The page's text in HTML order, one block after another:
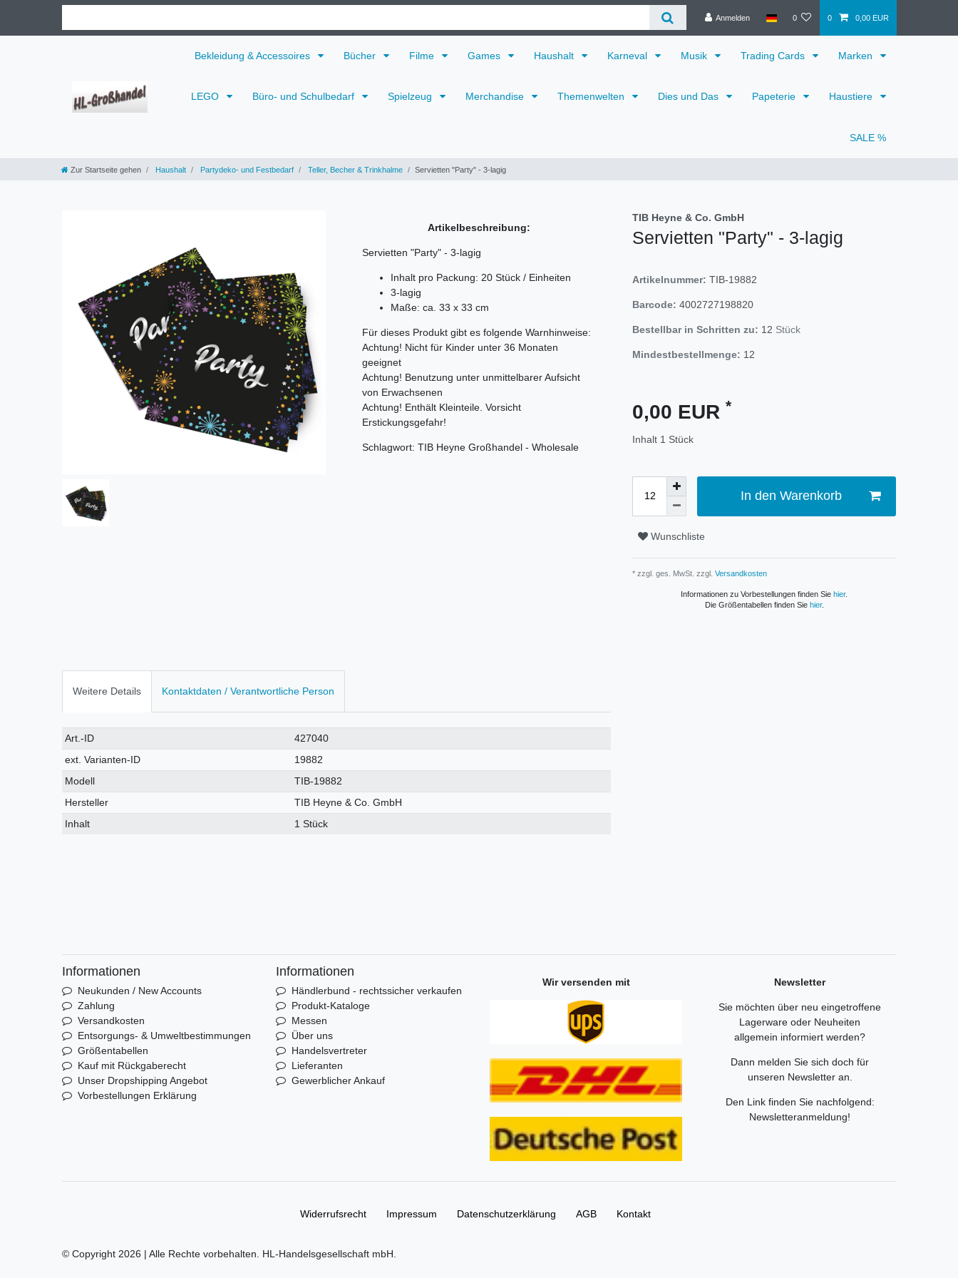
Anmelden 0 0 0,00 EUR
Bekleidung & Accessoires Bücher Filme Games Haushalt Karneval Musik Trading Cards Marken
LEGO Büro- und Schulbedarf Spielzeug Merchandise Themenwelten Dies und Das Papeterie Haustiere
SALE %
Zur Startseite gehen Haushalt Partydeko- und Festbedarf Teller, Becher & Trinkhalme Servietten "Party" - 3-lagig
Artikelbeschreibung:
Servietten "Party" - 3-lagig
Inhalt pro Packung: 20 Stück / Einheiten
3-lagig
Maße: ca. 33 x 33 cm
Für dieses Produkt gibt es folgende Warnhinweise:
Achtung! Nicht für Kinder unter 36 Monaten
geeignet
Achtung! Benutzung unter unmittelbarer Aufsicht
von Erwachsenen
Achtung! Enthält Kleinteile. Vorsicht
Erstickungsgefahr!
Schlagwort: TIB Heyne Großhandel - Wholesale
TIB Heyne & Co. GmbH
Servietten "Party" - 3-lagig
Artikelnummer: TIB-19882
Barcode: 4002727198820
Bestellbar in Schritten zu: 12 Stück
Mindestbestellmenge: 12
0,00 EUR *
Inhalt 1 Stück
In den Warenkorb
Wunschliste
* zzgl. ges. MwSt. zzgl. Versandkosten
Informationen zu Vorbestellungen finden Sie hier.
Die Größentabellen finden Sie hier.
Weitere Details Kontaktdaten / Verantwortliche Person
Technisches
Merkmal
Wert
Art.-ID
427040
ext. Varianten-ID
19882
Modell
TIB-19882
Hersteller
TIB Heyne & Co. GmbH
Inhalt
1 Stück
Informationen
Neukunden / New Accounts
Zahlung
Versandkosten
Entsorgungs- & Umweltbestimmungen
Größentabellen
Kauf mit Rückgaberecht
Unser Dropshipping Angebot
Vorbestellungen Erklärung
Informationen
Händlerbund - rechtssicher verkaufen
Produkt-Kataloge
Messen
Über uns
Handelsvertreter
Lieferanten
Gewerblicher Ankauf
Wir versenden mit Newsletter
Sie möchten über neu eingetroffene
Lagerware oder Neuheiten
allgemein informiert werden?
Dann melden Sie sich doch für
unseren Newsletter an.
Den Link finden Sie nachfolgend:
Newsletteranmeldung!
Widerrufs­recht Impressum Daten­schutz­erklärung AGB Kontakt
© Copyright 2026 | Alle Rechte vorbehalten. HL-Handelsgesellschaft mbH.